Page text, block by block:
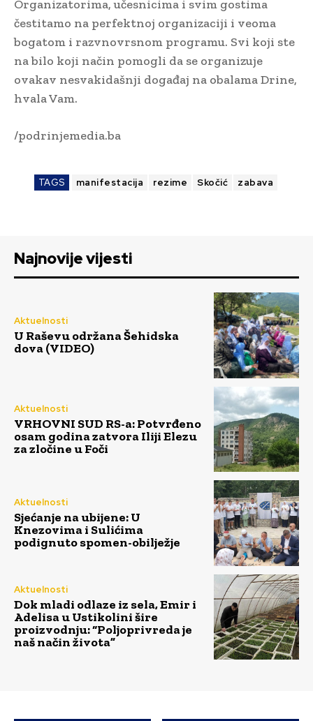
Organizatorima, učesnicima i svim gostima
čestitamo na perfektnoj organizaciji i veoma
bogatom i razvnovrsnom programu. Svi koji ste
na bilo koji način pomogli da se organizuje
ovakav nesvakidašnji događaj na obalama Drine,
hvala Vam.
/podrinjemedia.ba
TAGS manifestacija rezime Skočić zabava
Najnovije vijesti
Aktuelnosti
U Raševu održana Šehidska
dova (VIDEO)
Aktuelnosti
VRHOVNI SUD RS-a: Potvrđeno
osam godina zatvora Iliji Elezu
za zločine u Foči
Aktuelnosti
Sjećanje na ubijene: U
Knezovima i Sulićima
podignuto spomen-obilježje
Aktuelnosti
Dok mladi odlaze iz sela, Emir i
Adelisa u Ustikolini šire
proizvodnju: “Poljoprivreda je
naš način života”